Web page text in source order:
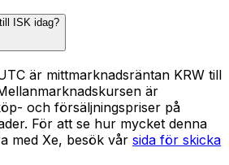
ISK idag?
är mittmarknadsräntan KRW till
är
och försäljningspriser på
För att se hur mycket denna
med Xe, besök vår sida för skicka